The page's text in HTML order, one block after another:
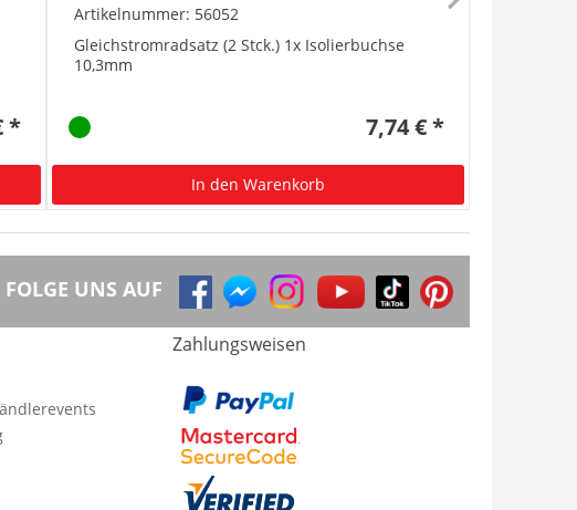
*
Artikelnummer: 56052
Gleichstromradsatz (2 Stck.) 1x Isolierbuchse
10,3mm
7,74 € *
In den Warenkorb
FOLGE UNS AUF
Zahlungsweisen